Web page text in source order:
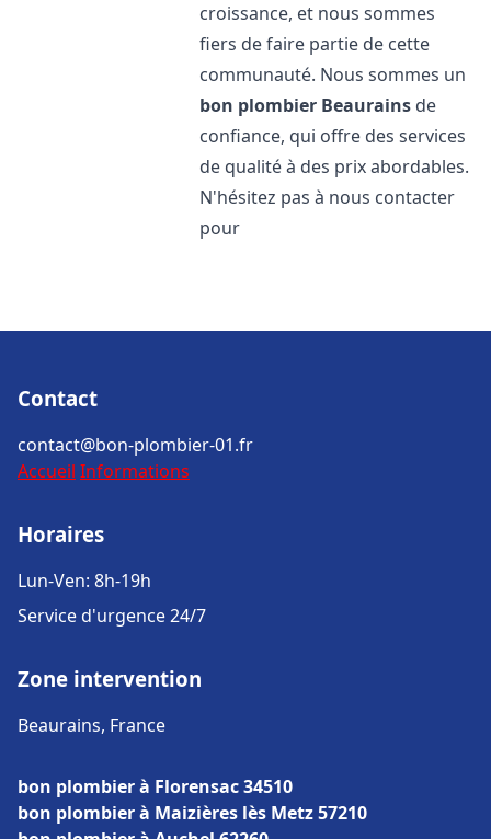
croissance, et nous sommes
fiers de faire partie de cette
communauté. Nous sommes un
bon plombier Beaurains de
confiance, qui offre des services
de qualité à des prix abordables.
N'hésitez pas à nous contacter
pour
Contact
contact@bon-plombier-01.fr
Accueil Informations
Horaires
Lun-Ven: 8h-19h
Service d'urgence 24/7
Zone intervention
Beaurains, France
bon plombier à Florensac 34510
bon plombier à Maizières lès Metz 57210